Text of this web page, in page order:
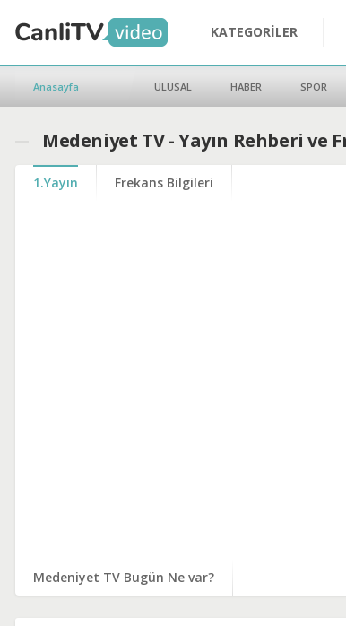
KATEGORİLER
Anasayfa ULUSAL HABER SPOR
Medeniyet TV - Yayın Rehberi ve
1.Yayın Frekans Bilgileri
Medeniyet TV Bugün Ne var?